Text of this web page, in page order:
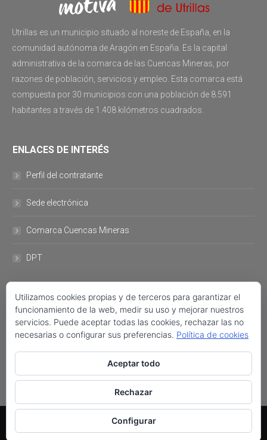
Utrillas es un municipio situado al noreste de España, en la
comunidad autónoma de Aragón en España. Es la capital
administrativa de la comarca de las Cuencas Mineras, por
razones de población, servicios y empleo. Esta comarca está
compuesta por 30 municipios con una población de 8.591
habitantes a través de 1.408 kilómetros cuadrados.
ENLACES DE INTERÉS
Perfil del contratante
Sede electrónica
Comarca Cuencas Mineras
DPT
DATOS DE CONTACTO
Plaza del Ayuntamiento, 11 44760- Utrillas +34 978 757 001 FAX:
+34 978 758 222 ayuntamiento@utrillas.org
AYUNTAMIENTO DE UTRILLAS © | 2017
Aviso legal|Política de cookies
Utilizamos cookies propias y de terceros para garantizar el
funcionamiento de la web, medir su uso y mejorar nuestros
servicios. Puede aceptar todas las cookies, rechazar las no
necesarias o configurar sus preferencias. Política de cookies
Aceptar todo
Rechazar
Configurar